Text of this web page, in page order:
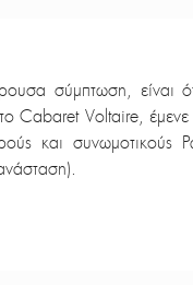
σύμπτωση, είναι
Cabaret Voltaire,
και συνωμοτικούς